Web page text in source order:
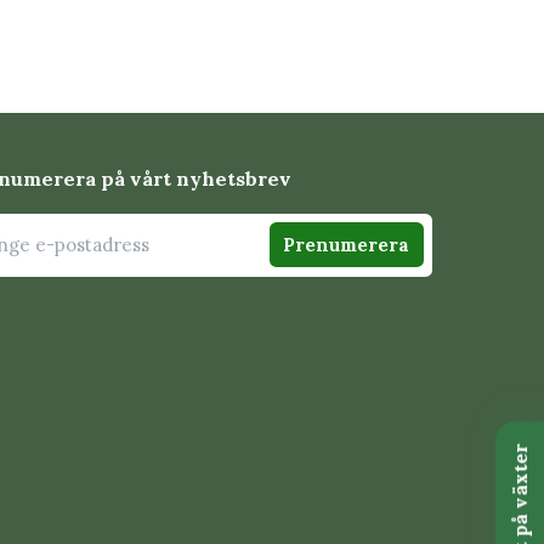
på vårt nyhetsbrev
Prenumerera